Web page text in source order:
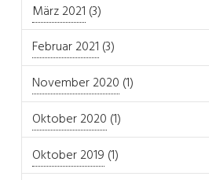
März 2021 (3)
Februar 2021 (3)
November 2020 (1)
Oktober 2020 (1)
Oktober 2019 (1)